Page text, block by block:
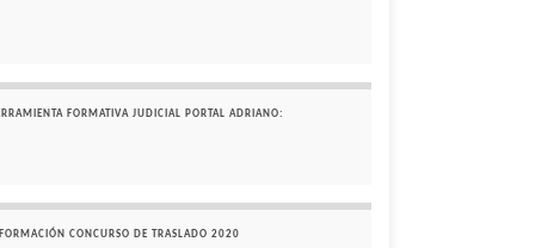
FORMATIVA JUDICIAL PORTAL ADRIANO:
CONCURSO DE TRASLADO 2020